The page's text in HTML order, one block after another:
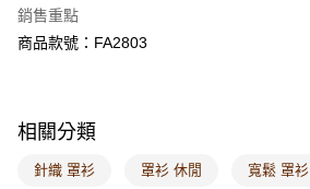
付款後7-11取貨
每筆NT$60，滿NT$1,000(含以上)免運費
每筆NT$120，滿NT$1,000(含以上)免運費
付款後門市自取
銷售重點
商品款號：FA2803
相關分類
針織 罩衫 罩衫 休閒 寬鬆 罩衫